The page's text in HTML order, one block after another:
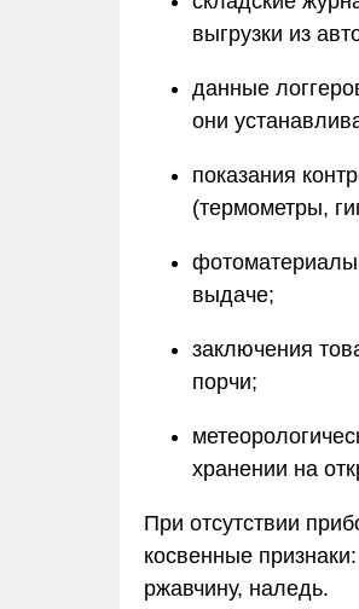
выгрузки из
данные
они
показания
(термометры,
фотоматериалы
выдаче;
заключения
порчи;
хранении на
При отсутствии
косвенные
ржавчину, наледь.